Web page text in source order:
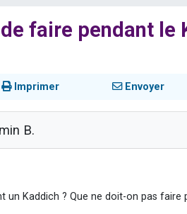
faire pendant le
Imprimer Envoyer
B.
un Kaddich ? Que ne doit-on pas